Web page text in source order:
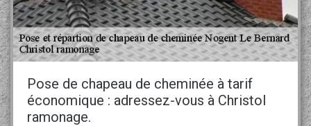
Pose de chapeau de cheminée à tarif
économique : adressez-vous à Christol
ramonage.